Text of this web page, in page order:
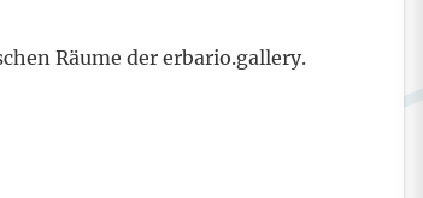
Räume der erbario.gallery.